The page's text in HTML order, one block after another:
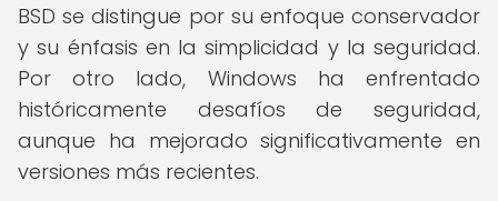
BSD se distingue por su enfoque conservador
y su énfasis en la simplicidad y la seguridad.
Por otro lado, Windows ha enfrentado
históricamente desafíos de seguridad,
aunque ha mejorado significativamente en
versiones más recientes.